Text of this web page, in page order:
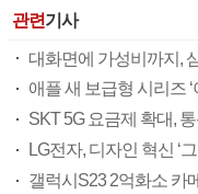
관련기사
애플 새 보급형 시리즈 ‘
SKT 5G 요금제 확대,
LG전자, 디자인 혁신 ‘
갤럭시S23 2억화소 카